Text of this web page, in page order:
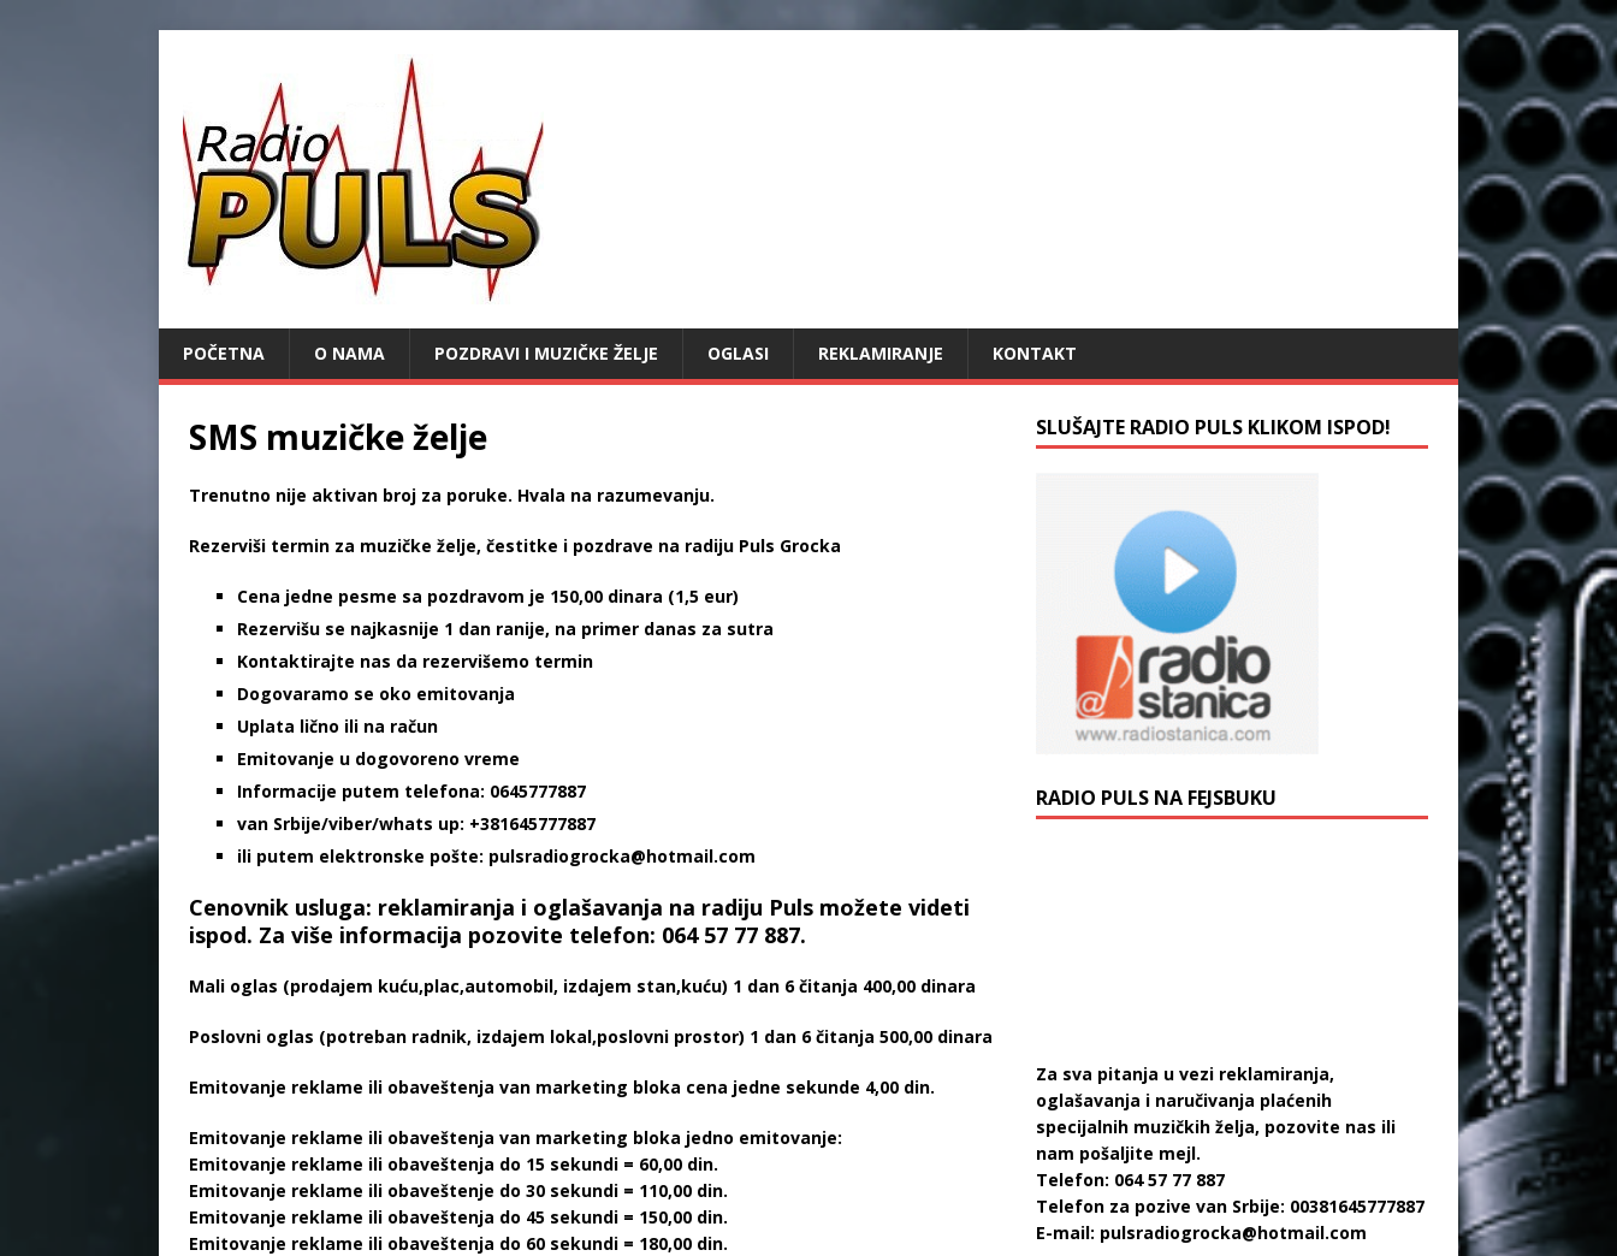
POČETNA O NAMA POZDRAVI I MUZIČKE ŽELJE OGLASI REKLAMIRANJE KONTAKT
SMS muzičke želje
Trenutno nije aktivan broj za poruke. Hvala na razumevanju.
Rezerviši termin za muzičke želje, čestitke i pozdrave na radiju Puls Grocka
Cena jedne pesme sa pozdravom je 150,00 dinara (1,5 eur)
Rezervišu se najkasnije 1 dan ranije, na primer danas za sutra
Kontaktirajte nas da rezervišemo termin
Dogovaramo se oko emitovanja
Uplata lično ili na račun
Emitovanje u dogovoreno vreme
Informacije putem telefona: 0645777887
van Srbije/viber/whats up: +381645777887
ili putem elektronske pošte: pulsradiogrocka@hotmail.com
Cenovnik usluga: reklamiranja i oglašavanja na radiju Puls možete videti
ispod. Za više informacija pozovite telefon: 064 57 77 887.
Mali oglas (prodajem kuću,plac,automobil, izdajem stan,kuću) 1 dan 6 čitanja 400,00 dinara
Poslovni oglas (potreban radnik, izdajem lokal,poslovni prostor) 1 dan 6 čitanja 500,00 dinara
Emitovanje reklame ili obaveštenja van marketing bloka cena jedne sekunde 4,00 din.
Emitovanje reklame ili obaveštenja van marketing bloka jedno emitovanje:
Emitovanje reklame ili obaveštenja do 15 sekundi = 60,00 din.
Emitovanje reklame ili obaveštenje do 30 sekundi = 110,00 din.
Emitovanje reklame ili obaveštenja do 45 sekundi = 150,00 din.
Emitovanje reklame ili obaveštenja do 60 sekundi = 180,00 din.
SLUŠAJTE RADIO PULS KLIKOM ISPOD!
RADIO PULS NA FEJSBUKU
Za sva pitanja u vezi reklamiranja,
oglašavanja i naručivanja plaćenih
specijalnih muzičkih želja, pozovite nas ili
nam pošaljite mejl.
Telefon: 064 57 77 887
Telefon za pozive van Srbije: 00381645777887
E-mail: pulsradiogrocka@hotmail.com